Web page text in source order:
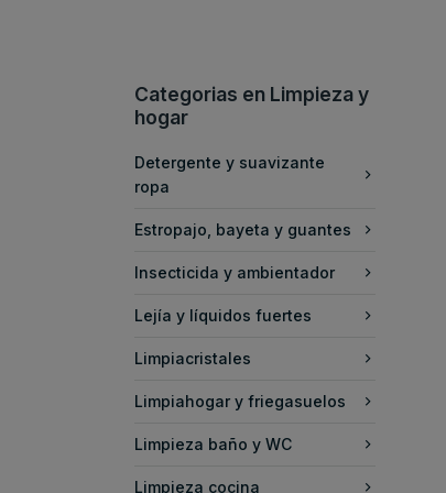
Categorias en Limpieza y
hogar
Detergente y suavizante
ropa
Estropajo, bayeta y guantes
Insecticida y ambientador
Lejía y líquidos fuertes
Limpiacristales
Limpiahogar y friegasuelos
Limpieza baño y WC
Limpieza cocina